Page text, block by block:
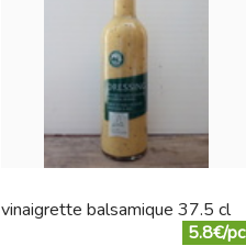
vinaigrette balsamique 37.5 cl
5.8€/pc